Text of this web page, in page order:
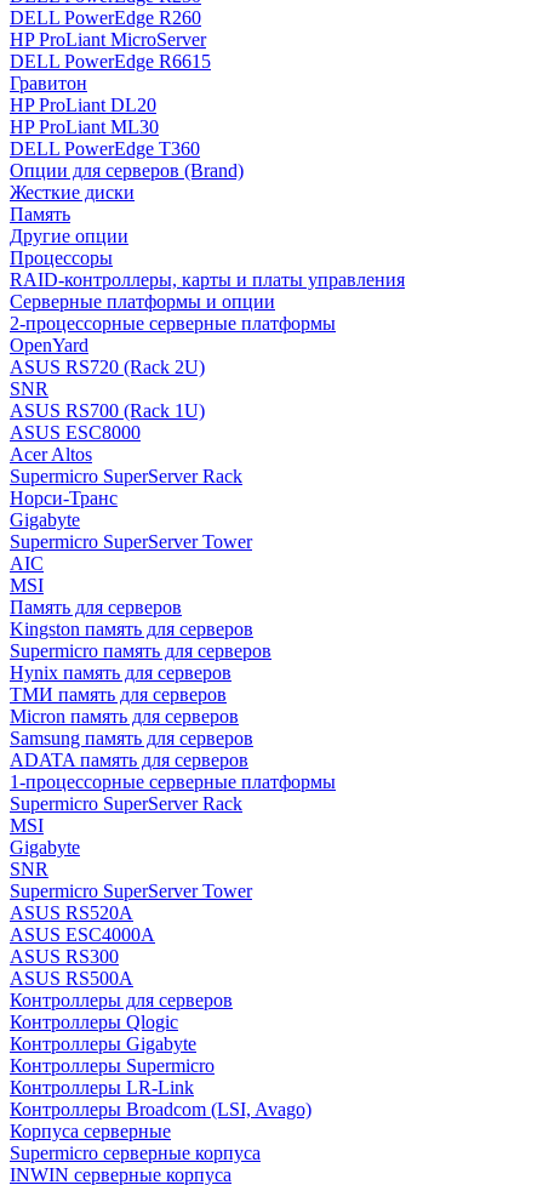
DELL PowerEdge R260
HP ProLiant MicroServer
DELL PowerEdge R6615
Гравитон
HP ProLiant DL20
HP ProLiant ML30
DELL PowerEdge T360
Опции для серверов (Brand)
Жесткие диски
Память
Другие опции
Процессоры
RAID-контроллеры, карты и платы управления
Серверные платформы и опции
2-процессорные серверные платформы
OpenYard
ASUS RS720 (Rack 2U)
SNR
ASUS RS700 (Rack 1U)
ASUS ESC8000
Acer Altos
Supermicro SuperServer Rack
Норси-Транс
Gigabyte
Supermicro SuperServer Tower
AIC
MSI
Память для серверов
Kingston память для серверов
Supermicro память для серверов
Hynix память для серверов
ТМИ память для серверов
Micron память для серверов
Samsung память для серверов
ADATA память для серверов
1-процессорные серверные платформы
Supermicro SuperServer Rack
MSI
Gigabyte
SNR
Supermicro SuperServer Tower
ASUS RS520A
ASUS ESC4000A
ASUS RS300
ASUS RS500A
Контроллеры для серверов
Контроллеры Qlogic
Контроллеры Gigabyte
Контроллеры Supermicro
Контроллеры LR-Link
Контроллеры Broadcom (LSI, Avago)
Корпуса серверные
Supermicro серверные корпуса
INWIN серверные корпуса